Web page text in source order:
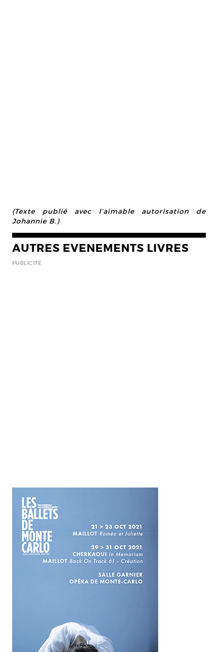
(Texte publié avec l’aimable autorisation de
Johannie B.)
AUTRES EVENEMENTS LIVRES
PUBLICITÉ